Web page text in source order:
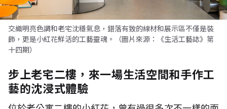
交織明亮色調和老宅沈穩氣息，錯落有致的線材和展示區不僅是裝
飾，更是小紅花鮮活的工藝靈魂。（圖片來源：《生活工藝誌》第
十四期）
步上老宅二樓，來一場生活空間和手作工
藝的沈浸式體驗